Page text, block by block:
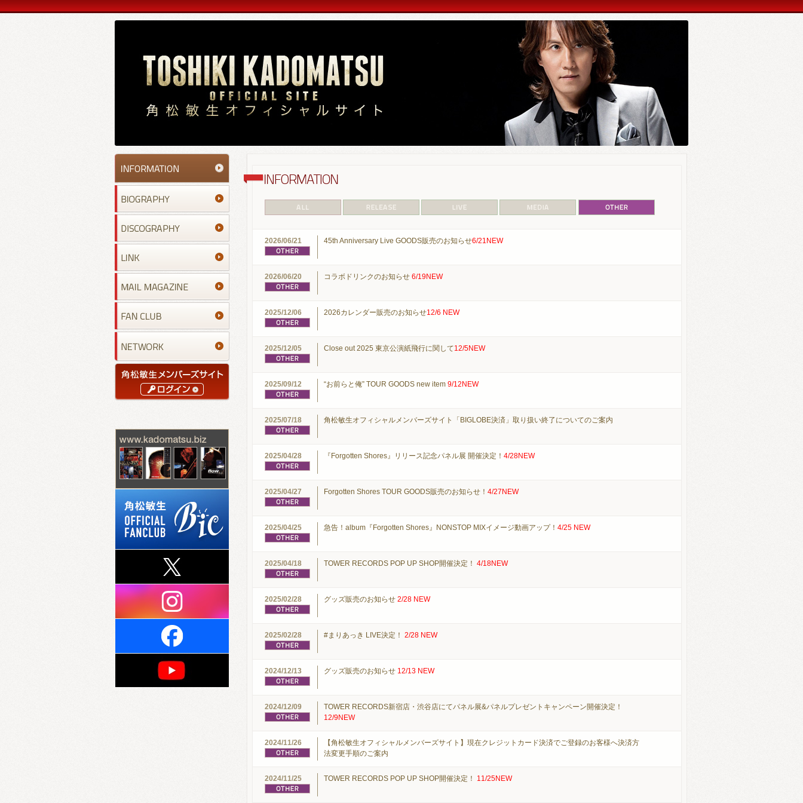
2026/06/21 45th Anniversary Live GOODS販売のお知らせ6/21NEW
2026/06/20 コラボドリンクのお知らせ 6/19NEW
2025/12/06 2026カレンダー販売のお知らせ12/6 NEW
2025/12/05 Close out 2025 東京公演紙飛行に関して12/5NEW
2025/09/12 “お前らと俺” TOUR GOODS new item 9/12NEW
2025/07/18 角松敏生オフィシャルメンバーズサイト「BIGLOBE決済」取り扱い終了についてのご案内
2025/04/28 『Forgotten Shores』リリース記念パネル展 開催決定！ 4/28NEW
2025/04/27 Forgotten Shores TOUR GOODS販売のお知らせ！ 4/27NEW
2025/04/25 急告！album『Forgotten Shores』NONSTOP MIXイメージ動画アップ！ 4/25 NEW
2025/04/18 TOWER RECORDS POP UP SHOP開催決定！ 4/18NEW
2025/02/28 グッズ販売のお知らせ 2/28 NEW
2025/02/28 #まりあっき LIVE決定！ 2/28 NEW
2024/12/13 グッズ販売のお知らせ 12/13 NEW
2024/12/09
TOWER RECORDS新宿店・渋谷店にてパネル展&パネルプレゼントキャンペーン開催決定！
12/9NEW
2024/11/26
【角松敏生オフィシャルメンバーズサイト】現在クレジットカード決済でご登録のお客様へ決済方
法変更手順のご案内
2024/11/25 TOWER RECORDS POP UP SHOP開催決定！ 11/25NEW